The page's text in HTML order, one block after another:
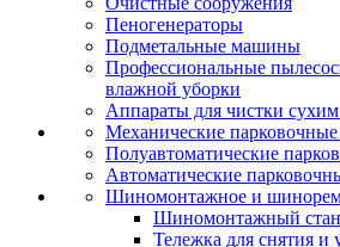
Пеногенераторы
Подметальные машины
Профессиональные
влажной уборки
Аппараты для чистки
Механические
Полуавтоматические
Автоматические
Шиномонтажное и
Шиномонтажный
Тележка для снятия и